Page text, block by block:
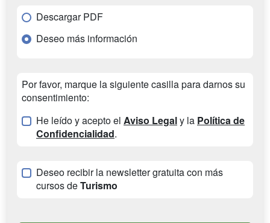
Descargar PDF
Deseo más información
Por favor, marque la siguiente casilla para darnos su
consentimiento:
He leído y acepto el Aviso Legaly la Política de
Confidencialidad.
Deseo recibir la newsletter gratuita con más
cursos deTurismo